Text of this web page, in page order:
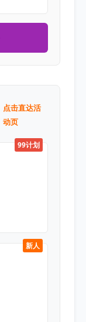
点击直达活
动页
99计划
新人